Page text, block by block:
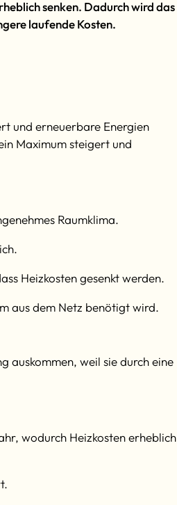
senken. Dadurch wird das
laufende Kosten.
und erneuerbare Energien
Maximum steigert und
Raumklima.
Heizkosten gesenkt werden.
aus dem Netz benötigt wird.
auskommen, weil sie durch eine
wodurch Heizkosten erheblich